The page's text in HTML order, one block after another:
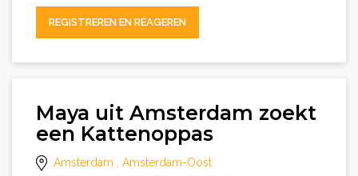
REGISTREREN EN REAGEREN
Maya uit Amsterdam zoekt
een Kattenoppas
Amsterdam , Amsterdam-Oost